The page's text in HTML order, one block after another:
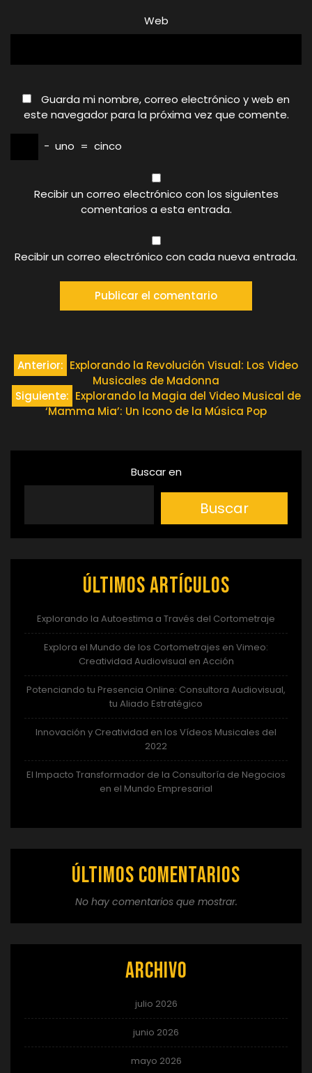
Web
Guarda mi nombre, correo electrónico y web en
este navegador para la próxima vez que comente.
− uno = cinco
Recibir un correo electrónico con los siguientes
comentarios a esta entrada.
Recibir un correo electrónico con cada nueva entrada.
Navegación
de
entradas
Anterior: Explorando la Revolución Visual: Los Video
Musicales de Madonna
Siguiente: Explorando la Magia del Video Musical de
‘Mamma Mia’: Un Icono de la Música Pop
Buscar en
Buscar
Últimos artículos
Explorando la Autoestima a Través del Cortometraje
Explora el Mundo de los Cortometrajes en Vimeo:
Creatividad Audiovisual en Acción
Potenciando tu Presencia Online: Consultora Audiovisual,
tu Aliado Estratégico
Innovación y Creatividad en los Vídeos Musicales del
2022
El Impacto Transformador de la Consultoría de Negocios
en el Mundo Empresarial
Últimos comentarios
No hay comentarios que mostrar.
Archivo
julio 2026
junio 2026
mayo 2026